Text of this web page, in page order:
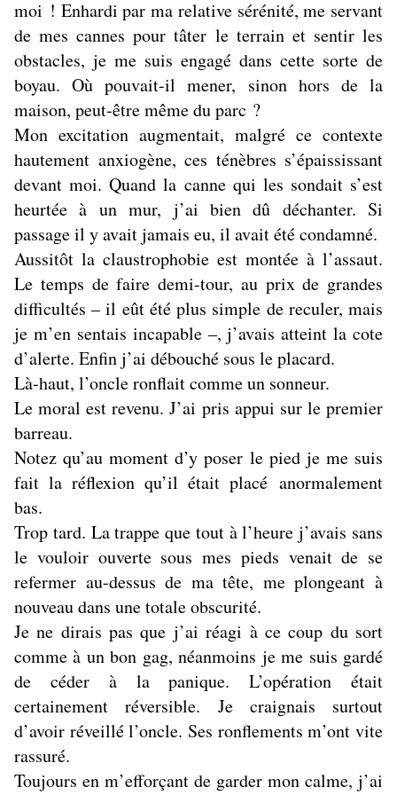
moi ! Enhardi par ma relative sérénité, me servant
de mes cannes pour tâter le terrain et sentir les
obstacles, je me suis engagé dans cette sorte de
boyau. Où pouvait-il mener, sinon hors de la
maison, peut-être même du parc ?
Mon excitation augmentait, malgré ce contexte
hautement anxiogène, ces ténèbres s’épaississant
devant moi. Quand la canne qui les sondait s’est
heurtée à un mur, j’ai bien dû déchanter. Si
passage il y avait jamais eu, il avait été condamné.
Aussitôt la claustrophobie est montée à l’assaut.
Le temps de faire demi-tour, au prix de grandes
difficultés – il eût été plus simple de reculer, mais
je m’en sentais incapable –, j’avais atteint la cote
d’alerte. Enfin j’ai débouché sous le placard.
Là-haut, l’oncle ronflait comme un sonneur.
Le moral est revenu. J’ai pris appui sur le premier
barreau.
Notez qu’au moment d’y poser le pied je me suis
fait la réflexion qu’il était placé anormalement
bas.
Trop tard. La trappe que tout à l’heure j’avais sans
le vouloir ouverte sous mes pieds venait de se
refermer au-dessus de ma tête, me plongeant à
nouveau dans une totale obscurité.
Je ne dirais pas que j’ai réagi à ce coup du sort
comme à un bon gag, néanmoins je me suis gardé
de céder à la panique. L’opération était
certainement réversible. Je craignais surtout
d’avoir réveillé l’oncle. Ses ronflements m’ont vite
rassuré.
Toujours en m’efforçant de garder mon calme, j’ai